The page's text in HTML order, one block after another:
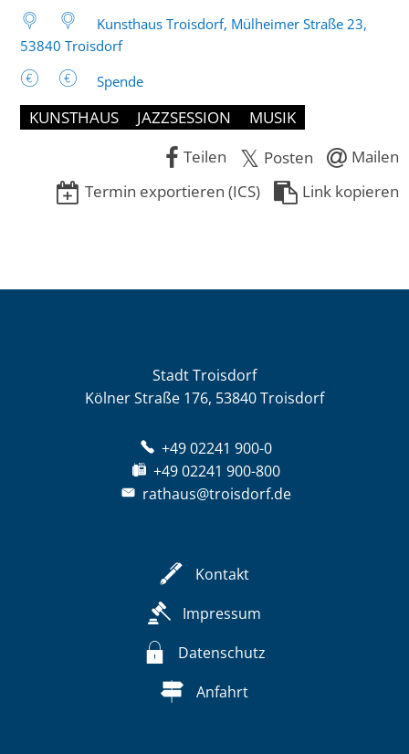
Kunsthaus Troisdorf, Mülheimer Straße 23,
53840 Troisdorf
Spende
KUNSTHAUS JAZZSESSION
MUSIK
Teilen
Posten
Mailen
Termin exportieren (ICS)
Link kopieren
Stadt Troisdorf
Kölner Straße 176, 53840 Troisdorf
+49 02241 900-0
+49 02241 900-800
rathaus@troisdorf.de
Kontakt
Impressum
Datenschutz
Anfahrt